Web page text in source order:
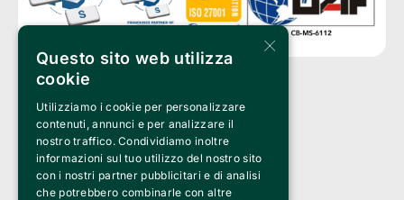
Clappit è un marchio di proprietà di:
Bemils Srl
a Socio Unico
Via Fosse Ardeatine, 4 -20092 Cinisello Balsamo (MI)
PI 05589050961
Iscr. C.C.I.A.A. Milano R.E.A. 1833471
© 2010-2025 Bemils Srl - Tutti i diritti riservati
×
Questo sito web utilizza
cookie
Utilizziamo i cookie per personalizzare
contenuti, annunci e per analizzare il
nostro traffico. Condividiamo inoltre
informazioni sul tuo utilizzo del nostro sito
con i nostri partner pubblicitari e di analisi
che potrebbero combinarle con altre